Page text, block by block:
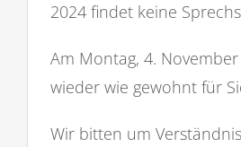
2024 findet keine
Am Montag, 4.
wieder wie gewohnt für
Wir bitten um